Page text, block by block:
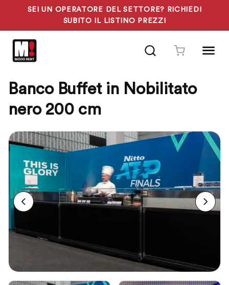
SEI UN OPERATORE DEL SETTORE? RICHIEDI
SUBITO IL LISTINO PREZZI
contenuto
Banco Buffet in Nobilitato
nero 200 cm